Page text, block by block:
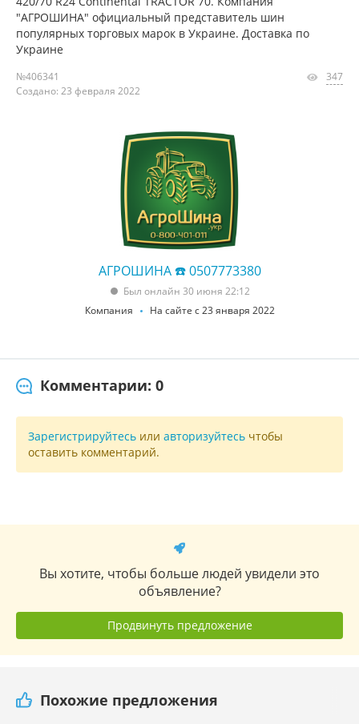
"АГРОШИНА" официальный представитель шин
популярных торговых марок в Украине. Доставка по
Украине
№406341
Создано: 23 февраля 2022
347
АГРОШИНА ☎️ 0507773380
Был онлайн 30 июня 22:12
Компания
На сайте с 23 января 2022
Комментарии: 0
Зарегистрируйтесь или авторизуйтесь чтобы
оставить комментарий.
Вы хотите, чтобы больше людей увидели это
объявление?
Продвинуть предложение
Похожие предложения